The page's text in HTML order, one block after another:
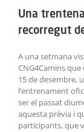
Una
recorregut
A una setmana
CNG4Camins
15 de desembre,
l’entrenament
ser el passat
aquesta prèvia i
participants, que